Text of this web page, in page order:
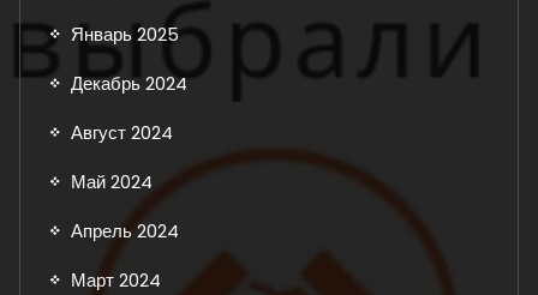
Январь 2025
Декабрь 2024
Август 2024
Май 2024
Апрель 2024
Март 2024